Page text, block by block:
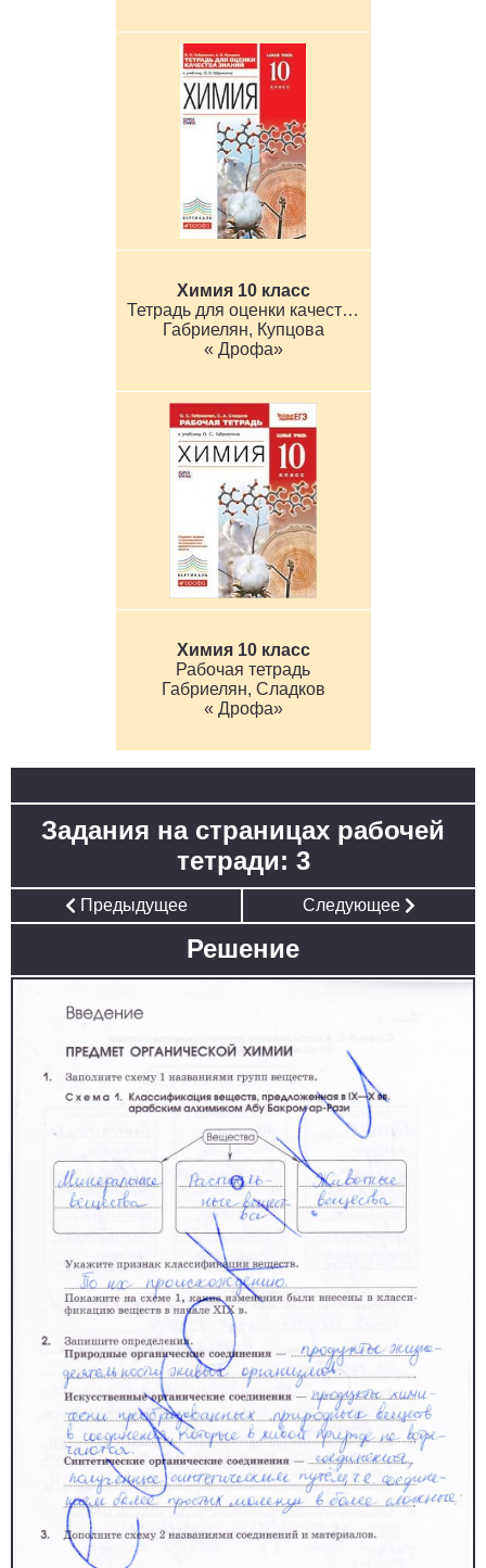
Химия 10 класс
Тетрадь для оценки качества знаний
Габриелян, Купцова
« Дрофа»
Химия 10 класс
Рабочая тетрадь
Габриелян, Сладков
« Дрофа»
Задания на страницах рабочей
тетради: 3
Предыдущее Следующее
Решение